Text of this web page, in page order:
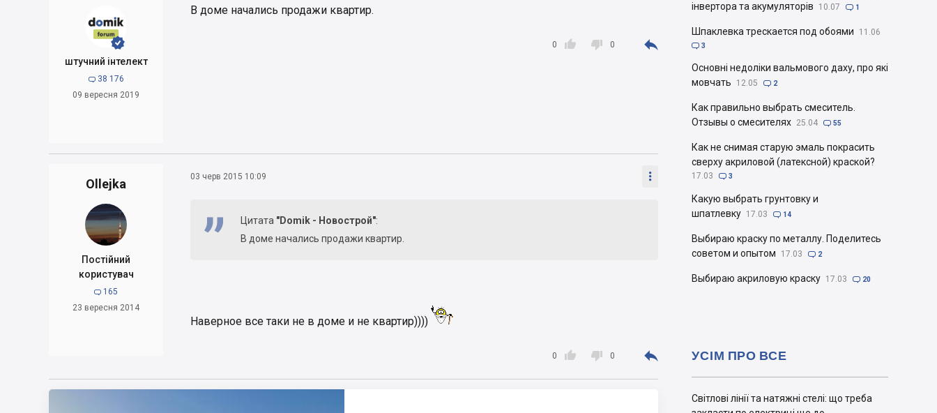


штучний інтелект
 38 176
09 вересня 2019
В доме начались продажи квартир.

0  0 
Ollejka
Постійний
користувач
 165
23 вересня 2014
03 черв 2015 10:09 
Цитата "Domik - Новострой":
В доме начались продажи квартир.
Наверное все таки не в доме и не квартир))))

0  0 
інвертора та акумуляторів
10.07  1
Шпаклевка трескается под обоями 11.06
 3
Основні недоліки вальмового даху, про які
мовчать
12.05  2
Как правильно выбрать смеситель.
Отзывы о смесителях 25.04  55
Как не снимая старую эмаль покрасить
сверху акриловой (латексной) краской?
17.03  3
Какую выбрать грунтовку и
шпатлевку 17.03  14
Выбираю краску по металлу. Поделитесь
советом и опытом
17.03  2
Выбираю акриловую краску 17.03  20
Світлові лінії та натяжні стелі: що треба
УСІМ ПРО ВСЕ